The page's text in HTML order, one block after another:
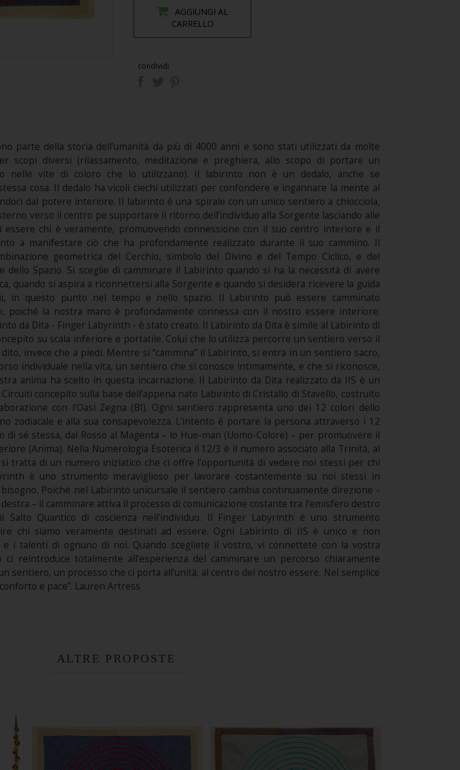
AGGIUNGI AL
CARRELLO
condividi
parte della storia dell’umanità da più di 4000 anni e sono stati utilizzati da molte
scopi diversi (rilassamento, meditazione e preghiera, allo scopo di portare un
nelle vite di coloro che lo utilizzano). Il labirinto non è un dedalo, anche se
cosa. Il dedalo ha vicoli ciechi utilizzati per confondere e ingannare la mente al
dal potere interiore. Il labirinto è una spirale con un unico sentiero a chiocciola,
verso il centro pe supportare il ritorno dell’individuo alla Sorgente lasciando alle
essere chi è veramente, promuovendo connessione con il suo centro interiore e il
a manifestare ciò che ha profondamente realizzato durante il suo cammino. Il
geometrica del Cerchio, simbolo del Divino e del Tempo Ciclico, e del
dello Spazio. Si sceglie di camminare il Labirinto quando si ha la necessità di avere
quando si aspira a riconnettersi alla Sorgente e quando si desidera ricevere la guida
in questo punto nel tempo e nello spazio. Il Labirinto può essere camminato
poiché la nostra mano è profondamente connessa con il nostro essere interiore:
da Dita - Finger Labyrinth - è stato creato. Il Labirinto da Dita è simile al Labirinto di
su scala inferiore e portatile. Colui che lo utilizza percorre un sentiero verso il
invece che a piedi. Mentre si “cammina” il Labirinto, si entra in un sentiero sacro,
individuale nella vita, un sentiero che si conosce intimamente, e che si riconosce,
anima ha scelto in questa incarnazione. Il Labirinto da Dita realizzato da IIS è un
concepito sulla base dell’appena nato Labirinto di Cristallo di Stavello, costruito
con l’Oasi Zegna (BI). Ogni sentiero rappresenta uno dei 12 colori dello
zodiacale e alla sua consapevolezza. L’intento è portare la persona attraverso i 12
di sé stessa, dal Rosso al Magenta – lo Hue-man (Uomo-Colore) – per promuovere il
(Anima). Nella Numerologia Esoterica il 12/3 è il numero associato alla Trinità, al
tratta di un numero iniziatico che ci offre l’opportunità di vedere noi stessi per chi
è uno strumento meraviglioso per lavorare costantemente su noi stessi in
Poiché nel Labirinto unicursale il sentiero cambia continuamente direzione -
– il camminare attiva il processo di comunicazione costante tra l’emisfero destro
Quantico di coscienza nell’individuo. Il Finger Labyrinth è uno strumento
chi siamo veramente destinati ad essere. Ogni Labirinto di IIS è unico e non
e i talenti di ognuno di noi. Quando scegliete il vostro, vi connettete con la vostra
reintroduce totalmente all’esperienza del camminare un percorso chiaramente
sentiero, un processo che ci porta all’unità, al centro del nostro essere. Nel semplice
e pace”. Lauren Artress
ALTRE PROPOSTE